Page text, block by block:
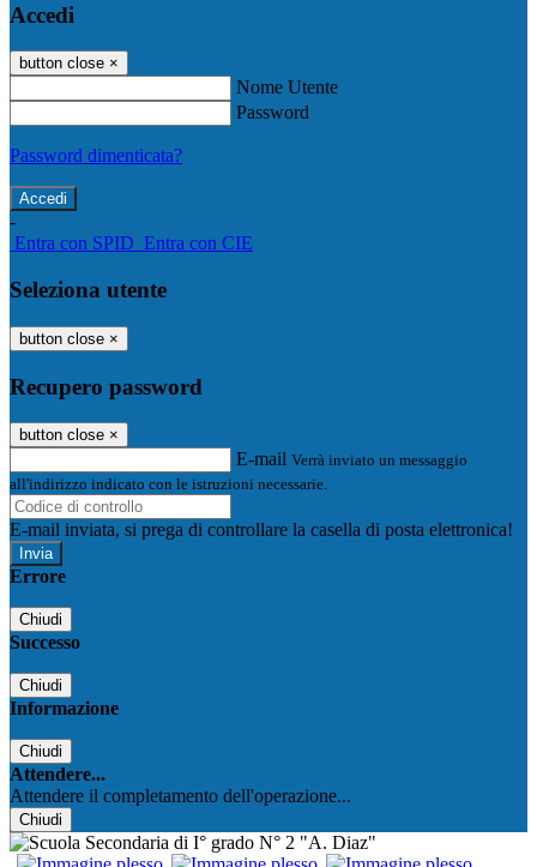
Accedi
button close ×
Nome Utente
Password
Password dimenticata?
-
Entra con SPID Entra con CIE
Seleziona utente
button close ×
Recupero password
button close ×
E-mail Verrà inviato un messaggio
all'indirizzo indicato con le istruzioni necessarie.
E-mail inviata, si prega di controllare la casella di posta elettronica!
Errore
Chiudi
Successo
Chiudi
Informazione
Chiudi
Attendere...
Attendere il completamento dell'operazione...
Chiudi